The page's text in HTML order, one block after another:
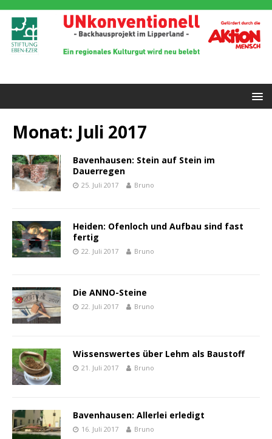
Monat: Juli 2017
Bavenhausen: Stein auf Stein im
Dauerregen
25. Juli 2017 Bruno
Heiden: Ofenloch und Aufbau sind fast
fertig
22. Juli 2017 Bruno
Die ANNO-Steine
22. Juli 2017 Bruno
Wissenswertes über Lehm als Baustoff
21. Juli 2017 Bruno
Bavenhausen: Allerlei erledigt
16. Juli 2017 Bruno